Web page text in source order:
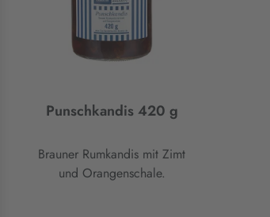
Punschkandis 420 g
Brauner Rumkandis mit Zimt
und Orangenschale.